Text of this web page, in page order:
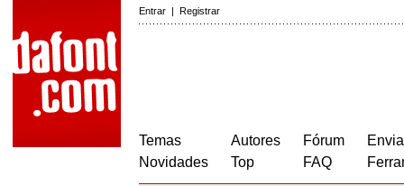
Entrar | Registrar
Temas
Novidades
Autores
Top
Fórum
FAQ